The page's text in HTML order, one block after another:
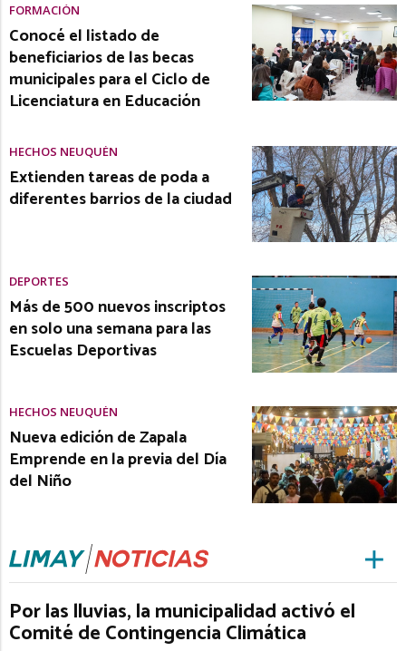
FORMACIÓN
Conocé el listado de
beneficiarios de las becas
municipales para el Ciclo de
Licenciatura en Educación
HECHOS NEUQUÉN
Extienden tareas de poda a
diferentes barrios de la ciudad
DEPORTES
Más de 500 nuevos inscriptos
en solo una semana para las
Escuelas Deportivas
HECHOS NEUQUÉN
Nueva edición de Zapala
Emprende en la previa del Día
del Niño
Por las lluvias, la municipalidad activó el
Comité de Contingencia Climática